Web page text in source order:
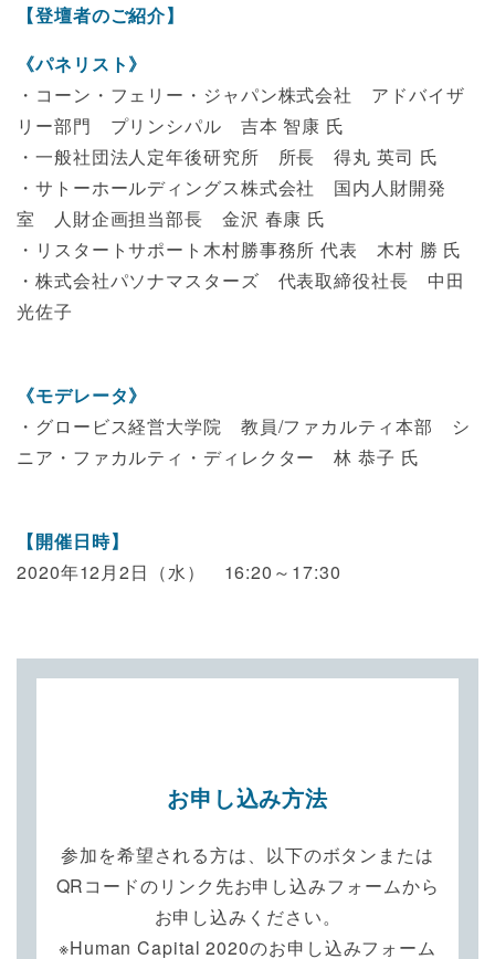
【登壇者のご紹介】
《パネリスト》
・コーン・フェリー・ジャパン株式会社 アドバイザ
リー部門 プリンシパル 吉本 智康 氏
・一般社団法人定年後研究所 所長 得丸 英司 氏
・サトーホールディングス株式会社 国内人財開発
室 人財企画担当部長 金沢 春康 氏
・リスタートサポート木村勝事務所 代表 木村 勝 氏
・株式会社パソナマスターズ 代表取締役社長 中田
光佐子
《モデレータ》
・グロービス経営大学院 教員/ファカルティ本部 シ
ニア・ファカルティ・ディレクター 林 恭子 氏
【開催日時】
2020年12月2日（水） 16:20～17:30
お申し込み方法
参加を希望される方は、以下のボタンまたは
QRコードのリンク先お申し込みフォームから
お申し込みください。
※Human Capital 2020のお申し込みフォーム